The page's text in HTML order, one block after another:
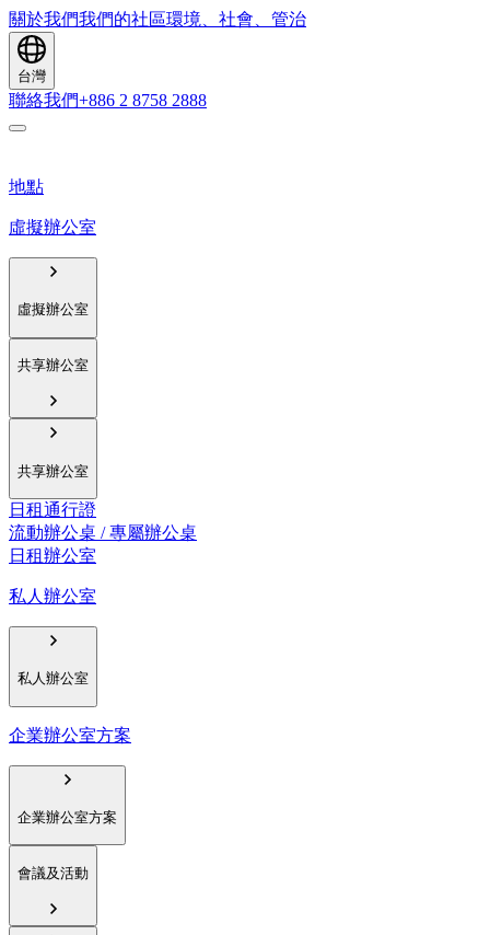
關於我們我們的社區環境、社會、管治
台灣
聯絡我們+886 2 8758 2888
地點
虛擬辦公室
虛擬辦公室
共享辦公室
共享辦公室
日租通行證
流動辦公桌 / 專屬辦公桌
日租辦公室
私人辦公室
私人辦公室
企業辦公室方案
企業辦公室方案
會議及活動